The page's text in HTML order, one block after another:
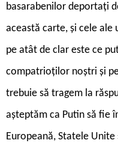
basarabenilor deportaţi
această carte, şi cele
pe atât de clar este ce
compatrioţilor noştri şi
trebuie să tragem la
aşteptăm ca Putin să fie
Europeană, Statele